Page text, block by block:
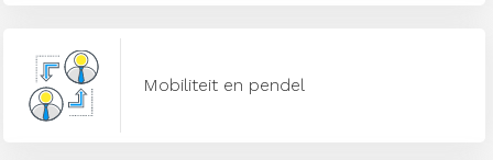
Mobiliteit en pendel